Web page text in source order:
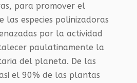
para promover el
las especies polinizadoras
por la actividad
paulatinamente la
del planeta. De las
el 90% de las plantas